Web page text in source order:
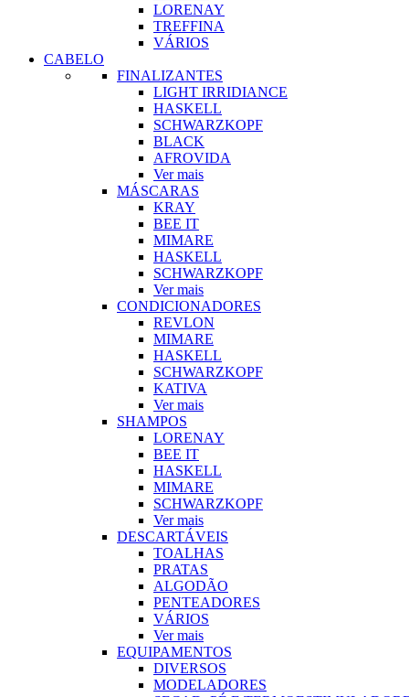
LORENAY
TREFFINA
VÁRIOS
CABELO
FINALIZANTES
LIGHT IRRIDIANCE
HASKELL
SCHWARZKOPF
BLACK
AFROVIDA
Ver mais
MÁSCARAS
KRAY
BEE IT
MIMARE
HASKELL
SCHWARZKOPF
Ver mais
CONDICIONADORES
REVLON
MIMARE
HASKELL
SCHWARZKOPF
KATIVA
Ver mais
SHAMPOS
LORENAY
BEE IT
HASKELL
MIMARE
SCHWARZKOPF
Ver mais
DESCARTÁVEIS
TOALHAS
PRATAS
ALGODÃO
PENTEADORES
VÁRIOS
Ver mais
EQUIPAMENTOS
DIVERSOS
MODELADORES